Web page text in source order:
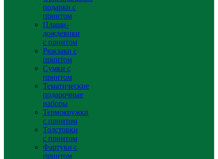
подарки с
принтом
Плащи-
дождевики
с принтом
Рюкзаки с
принтом
Сумки с
принтом
Тематические
подарочные
наборы
Термокружки
с принтом
Толстовки
с принтом
Фартуки с
принтом